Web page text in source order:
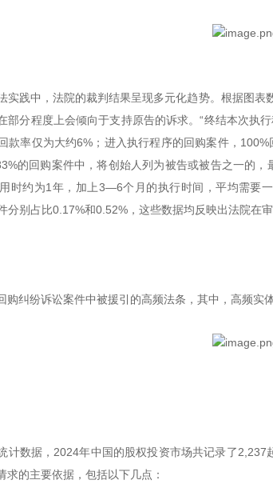
实践中，法院的裁判结果呈现多元化趋势。根据图表
部分程度上会倾向于支持原告的诉求。“终结本次执
款率仅为大约6%；进入执行程序的回购案件，
的回购案件中，将创始人列为被告或被告之一的
时约为1年，加上3—6个月的执行时间，平均需要
分别占比0.17%和0.52%，这些数据均反映出法院在
购纠纷诉讼案件中被援引的高频法条，其中，高频实
计数据，2024年中国的股权投资市场共记录了
求的主要依据，包括以下几点：